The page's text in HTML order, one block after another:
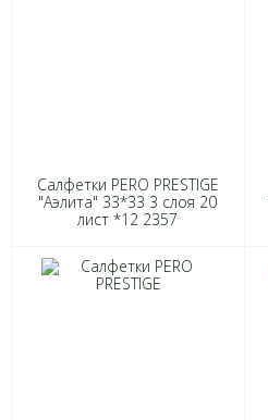
Салфетки PERO PRESTIGE
"Аэлита" 33*33 3 слоя 20
лист *12 2357